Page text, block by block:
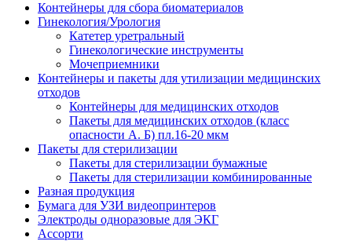
Контейнеры для сбора биоматериалов
Гинекология/Урология
Катетер уретральный
Гинекологические инструменты
Мочеприемники
Контейнеры и пакеты для утилизации медицинских
отходов
Контейнеры для медицинских отходов
Пакеты для медицинских отходов (класс
опасности А. Б) пл.16-20 мкм
Пакеты для стерилизации
Пакеты для стерилизации бумажные
Пакеты для стерилизации комбинированные
Разная продукция
Бумага для УЗИ видеопринтеров
Электроды одноразовые для ЭКГ
Ассорти